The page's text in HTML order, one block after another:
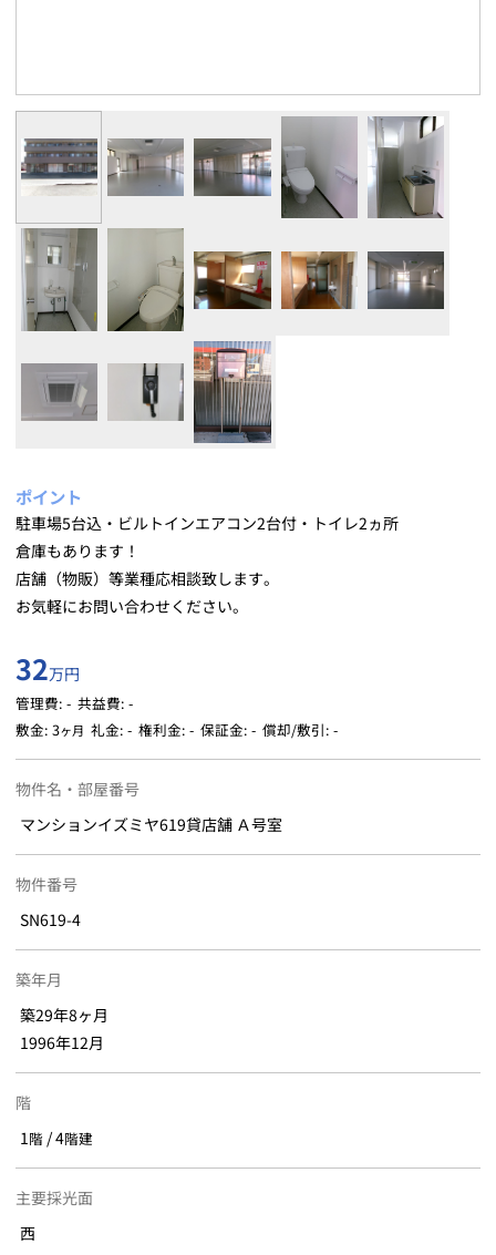
ポイント
駐車場5台込・ビルトインエアコン2台付・トイレ2ヵ所
倉庫もあります！
店舗（物販）等業種応相談致します。
お気軽にお問い合わせください。
32万円
管理費: - 共益費: -
敷金: 3ヶ月 礼金: - 権利金: - 保証金: - 償却/敷引: -
物件名・部屋番号
マンションイズミヤ619貸店舗 Ａ号室
物件番号
SN619-4
築年月
築29年8ヶ月
1996年12月
階
1 階/ 4階建
主要採光面
西